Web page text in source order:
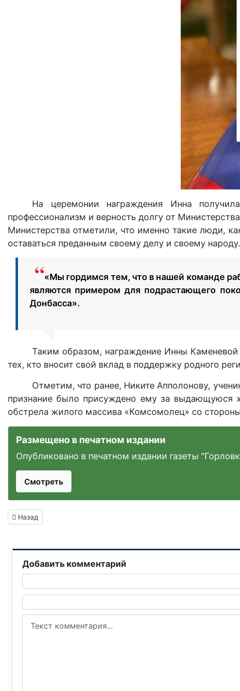
На церемонии награждения Инна
профессионализм и верность долгу от
Министерства отметили, что именно такие люди,
оставаться преданным своему делу и своему народу.
«Мы гордимся тем, что в нашей команде
являются примером для подрастающего
Донбасса».
Таким образом, награждение Инны Каменевой
тех, кто вносит свой вклад в поддержку родного
Отметим, что ранее, Никите Апполонову,
признание было присуждено ему за выдающуюся
обстрела жилого массива «Комсомолец» со
Размещено в печатном издании
Опубликовано в печатном издании газеты
Смотреть
Предыдущий: Глава города-побратима Елец Евгений Боровских
Назад
Добавить комментарий